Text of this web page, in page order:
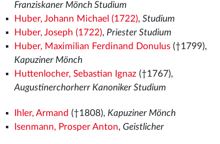
Franziskaner Mönch Studium
Huber, Johann Michael (1722), Studium
Huber, Joseph (1722), Priester Studium
Huber, Maximilian Ferdinand Donulus(†1799),
Kapuziner Mönch
Huttenlocher, Sebastian Ignaz (†1767),
Augustinerchorherr Kanoniker Studium
Ihler, Armand (†1808), Kapuziner Mönch
Isenmann, Prosper Anton, Geistlicher